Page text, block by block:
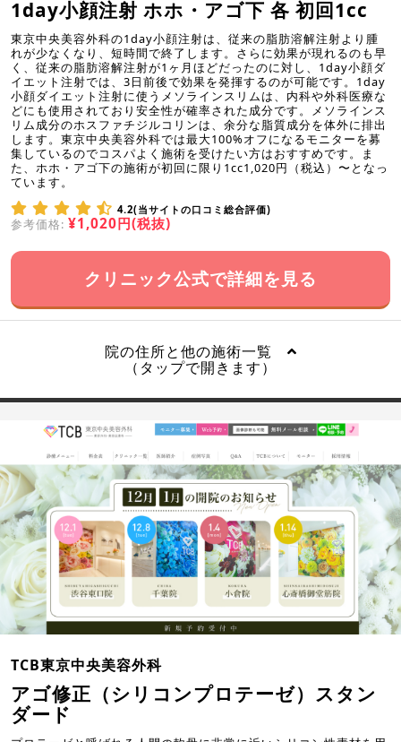
1day小顔注射 ホホ・アゴ下 各 初回1cc
東京中央美容外科の1day小顔注射は、従来の脂肪溶解注射より腫
れが少なくなり、短時間で終了します。さらに効果が現れるのも早
く、従来の脂肪溶解注射が1ヶ月ほどだったのに対し、1day小顔ダ
イエット注射では、3日前後で効果を発揮するのが可能です。1day
小顔ダイエット注射に使うメソラインスリムは、内科や外科医療な
どにも使用されており安全性が確率された成分です。メソラインス
リム成分のホスファチジルコリンは、余分な脂質成分を体外に排出
します。東京中央美容外科では最大100%オフになるモニターを募
集しているのでコスパよく施術を受けたい方はおすすめです。ま
た、ホホ・アゴ下の施術が初回に限り1cc1,020円（税込）〜となっ
ています。
4.2(当サイトの口コミ総合評価)
参考価格: ¥1,020円(税抜)
クリニック公式で詳細を見る
院の住所と他の施術一覧
（タップで開きます）
TCB東京中央美容外科
アゴ修正（シリコンプロテーゼ）スタン
ダード